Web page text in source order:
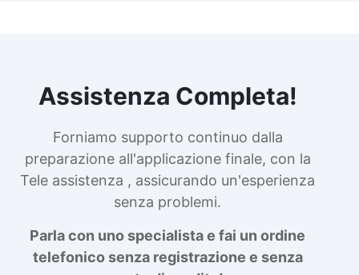
Assistenza Completa!
Forniamo supporto continuo dalla
preparazione all'applicazione finale, con la
Tele assistenza , assicurando un'esperienza
senza problemi.
Parla con uno specialista e fai un ordine
telefonico senza registrazione e senza